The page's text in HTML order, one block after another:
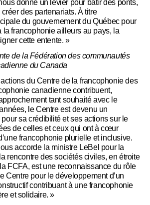
donne un levier pour bâtir des ponts,
des partenariats. À titre
du gouvernement du Québec pour
la francophonie ailleurs au pays, la
cette entente. »
de la Fédération des communautés
du Canada
du Centre de la francophonie des
canadienne contribuent,
tant souhaité avec le
le Centre est devenu un
sa crédibilité et ses actions sur le
de celles et ceux qui ont à cœur
francophonie plurielle et inclusive.
accorde la ministre LeBel pour la
rencontre des sociétés civiles, en étroite
FCFA, est une reconnaissance du rôle
Centre pour le développement d’un
contribuant à une francophonie
et solidaire. »